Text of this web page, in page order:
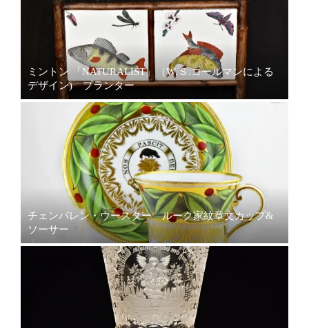
ミントン 「NATURALIST」（W.Ｓ.コールマンによる
デザイン) プランター
チェンバレン・ウースター ルーク家紋章文カップ&
ソーサー